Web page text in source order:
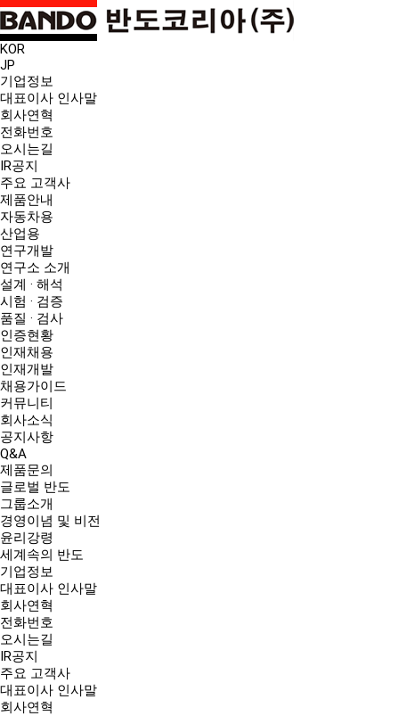
KOR
JP
기업정보
대표이사 인사말
회사연혁
전화번호
오시는길
IR공지
주요 고객사
제품안내
자동차용
산업용
연구개발
연구소 소개
설계 · 해석
시험 · 검증
품질 · 검사
인증현황
인재채용
인재개발
채용가이드
커뮤니티
회사소식
공지사항
Q&A
제품문의
글로벌 반도
그룹소개
경영이념 및 비전
윤리강령
세계속의 반도
기업정보
대표이사 인사말
회사연혁
전화번호
오시는길
IR공지
주요 고객사
대표이사 인사말
회사연혁